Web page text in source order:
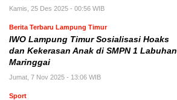
Kamis, 25 Des 2025 - 00:56 WIB
Berita Terbaru Lampung Timur
IWO Lampung Timur Sosialisasi Hoaks
dan Kekerasan Anak di SMPN 1 Labuhan
Maringgai
Jumat, 7 Nov 2025 - 13:06 WIB
Sport